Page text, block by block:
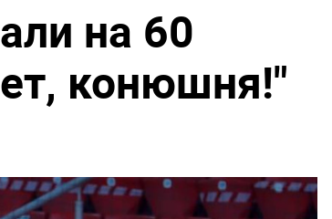
на 60
конюшня!"